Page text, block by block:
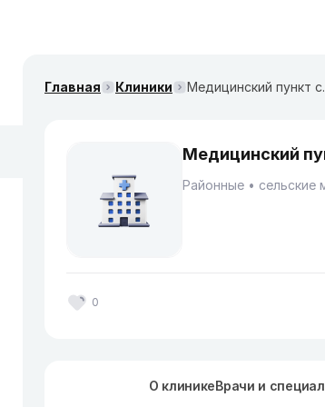
Главная Клиники Медицинский пункт
Медицинский
Районные сельские
0
О клиникеВрачи и